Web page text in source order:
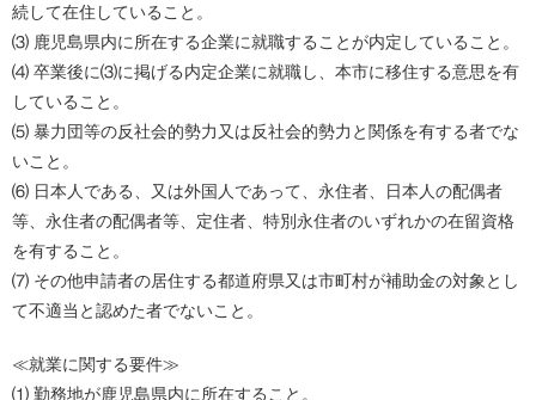
続して在住していること。
⑶ 鹿児島県内に所在する企業に就職することが内定していること。
⑷ 卒業後に⑶に掲げる内定企業に就職し、本市に移住する意思を有
していること。
⑸ 暴力団等の反社会的勢力又は反社会的勢力と関係を有する者でな
いこと。
⑹ 日本人である、又は外国人であって、永住者、日本人の配偶者
等、永住者の配偶者等、定住者、特別永住者のいずれかの在留資格
を有すること。
⑺ その他申請者の居住する都道府県又は市町村が補助金の対象とし
て不適当と認めた者でないこと。
≪就業に関する要件≫
⑴ 勤務地が鹿児島県内に所在すること。